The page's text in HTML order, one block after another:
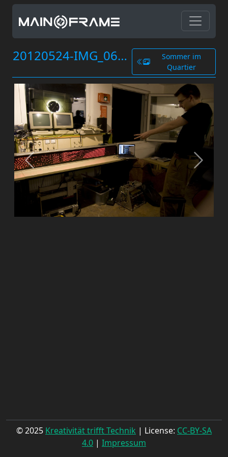
20120524-IMG_0641.jpg
Sommer im
Quartier
© 2025 Kreativität trifft Technik | License: CC-BY-SA
4.0 | Impressum